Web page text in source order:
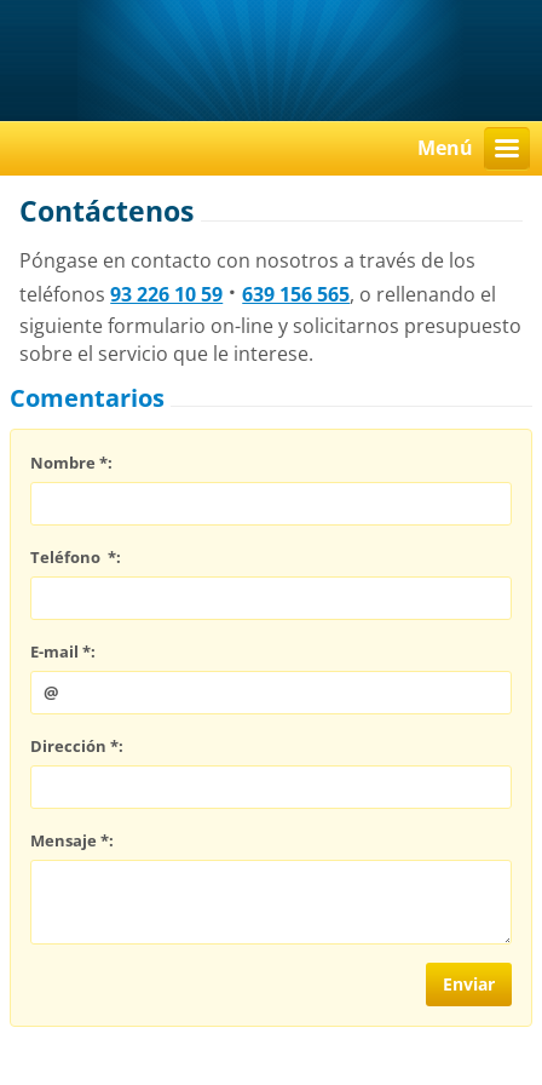
Menú
Contáctenos
Póngase en contacto con nosotros a través de los
teléfonos93 226 10 59 ·639 156 565, o rellenando el
siguiente formulario on-line y solicitarnos presupuesto
sobre el servicio que le interese.
Comentarios
Nombre *:
Teléfono *:
E-mail *:
Dirección *:
Mensaje *: